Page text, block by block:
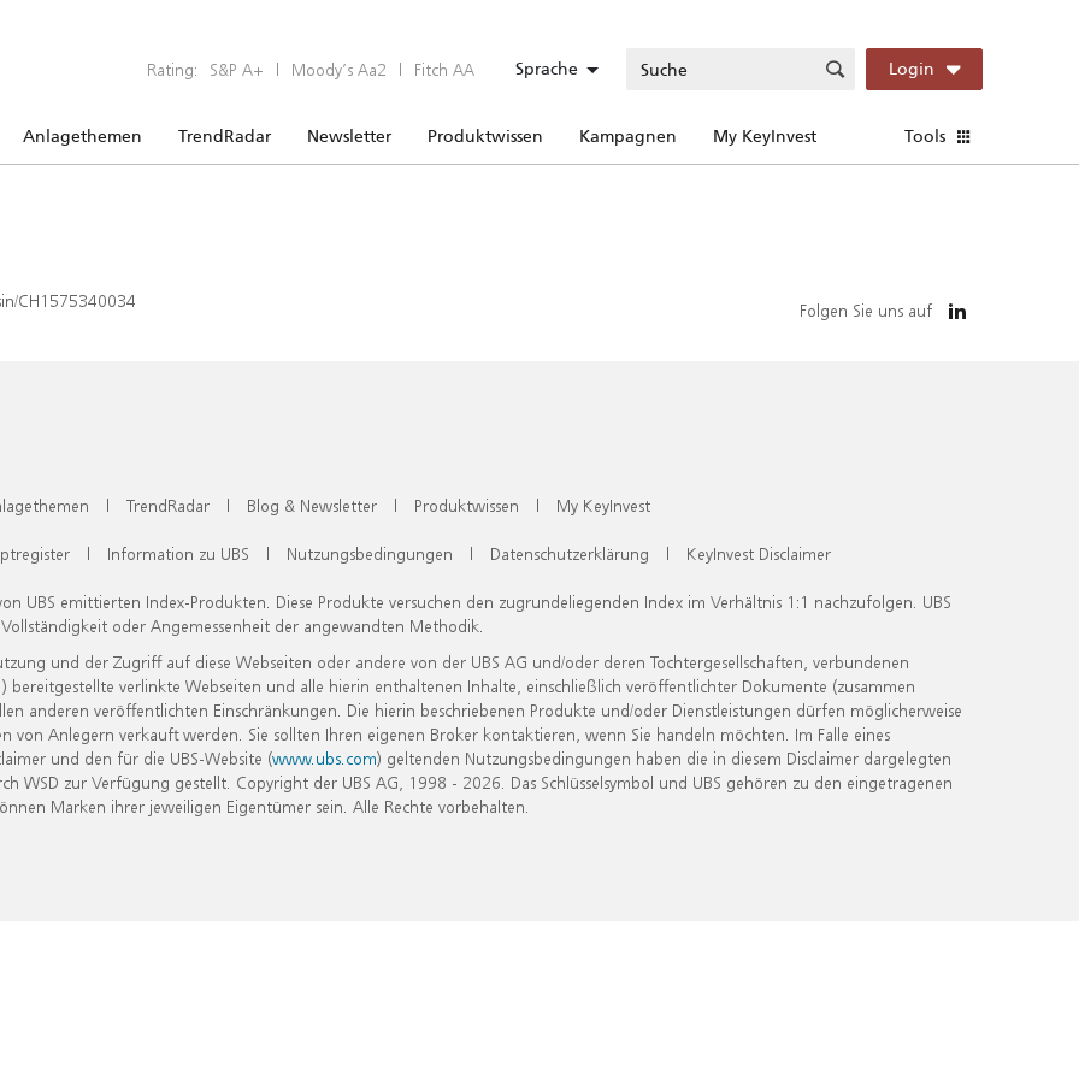
Rating: S&P A+ | Moody’s Aa2 | Fitch AA Sprache Login
Anlagethemen TrendRadar Newsletter Produktwissen Kampagnen My KeyInvest Tools
CH1575340034 Folgen Sie uns auf
| TrendRadar | Blog & Newsletter | Produktwissen | My KeyInvest
| Information zu UBS | Nutzungsbedingungen | Datenschutzerklärung | KeyInvest Disclaimer
UBS emittierten Index-Produkten. Diese Produkte versuchen den zugrundeliegenden Index im Verhältnis 1:1 nachzufolgen. UBS
oder Angemessenheit der angewandten Methodik.
und der Zugriff auf diese Webseiten oder andere von der UBS AG und/oder deren Tochtergesellschaften, verbundenen
verlinkte Webseiten und alle hierin enthaltenen Inhalte, einschließlich veröffentlichter Dokumente (zusammen
anderen veröffentlichten Einschränkungen. Die hierin beschriebenen Produkte und/oder Dienstleistungen dürfen möglicherweise
Anlegern verkauft werden. Sie sollten Ihren eigenen Broker kontaktieren, wenn Sie handeln möchten. Im Falle eines
und den für die UBS-Website (www.ubs.com) geltenden Nutzungsbedingungen haben die in diesem Disclaimer dargelegten
zur Verfügung gestellt. Copyright der UBS AG, 1998 - 2026. Das Schlüsselsymbol und UBS gehören zu den eingetragenen
Marken ihrer jeweiligen Eigentümer sein. Alle Rechte vorbehalten.